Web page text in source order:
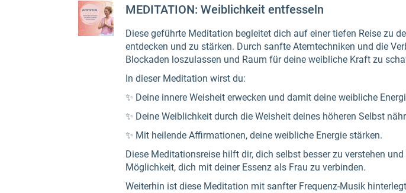
MEDITATION: Weiblichkeit entfesseln
Diese geführte Meditation begleitet dich auf einer tiefen Reise zu
entdecken und zu stärken. Durch sanfte Atemtechniken und die
Blockaden loszulassen und Raum für deine weibliche Kraft zu
In dieser Meditation wirst du:
✨ Deine innere Weisheit erwecken und damit deine weibliche
✨ Deine Weiblichkeit durch die Weisheit deines höheren Selbst
✨ Mit heilende Affirmationen, deine weibliche Energie stärken.
Diese Meditationsreise hilft dir, dich selbst besser zu verstehen
Möglichkeit, dich mit deiner Essenz als Frau zu verbinden.
Weiterhin ist diese Meditation mit sanfter Frequenz-Musik